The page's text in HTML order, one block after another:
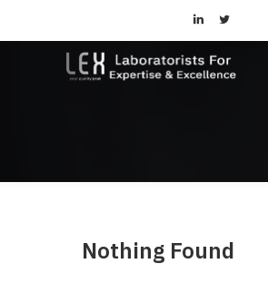
Nothing Found